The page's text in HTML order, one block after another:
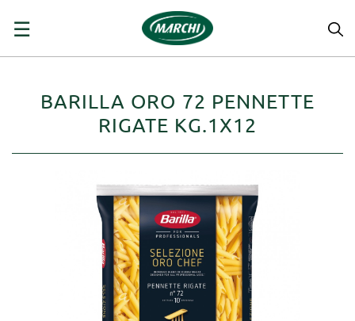
navigazione
☰
BARILLA ORO 72 PENNETTE
RIGATE KG.1X12